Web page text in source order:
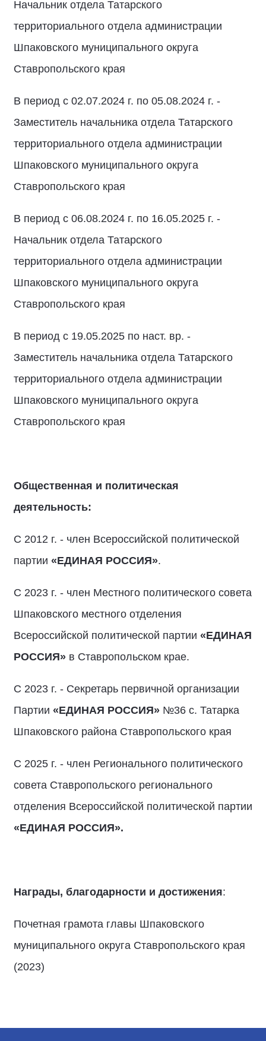
Начальник отдела Татарского
территориального отдела администрации
Шпаковского муниципального округа
Ставропольского края
В период с 02.07.2024 г. по 05.08.2024 г. -
Заместитель начальника отдела Татарского
территориального отдела администрации
Шпаковского муниципального округа
Ставропольского края
В период с 06.08.2024 г. по 16.05.2025 г. -
Начальник отдела Татарского
территориального отдела администрации
Шпаковского муниципального округа
Ставропольского края
В период с 19.05.2025 по наст. вр. -
Заместитель начальника отдела Татарского
территориального отдела администрации
Шпаковского муниципального округа
Ставропольского края
Общественная и политическая
деятельность:
С 2012 г. - член Всероссийской политической
партии «ЕДИНАЯ РОССИЯ».
С 2023 г. - член Местного политического совета
Шпаковского местного отделения
Всероссийской политической партии «ЕДИНАЯ
РОССИЯ» в Ставропольском крае.
С 2023 г. - Секретарь первичной организации
Партии «ЕДИНАЯ РОССИЯ» №36 с. Татарка
Шпаковского района Ставропольского края
С 2025 г. - член Регионального политического
совета Ставропольского регионального
отделения Всероссийской политической партии
«ЕДИНАЯ РОССИЯ».
Награды, благодарности и достижения:
Почетная грамота главы Шпаковского
муниципального округа Ставропольского края
(2023)